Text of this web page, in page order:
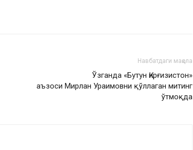
Навбатдаги мақола
Ўзганда «Бутун Қирғизистон»
аъзоси Мирлан Ураимовни қўллаган митинг
ўтмоқда